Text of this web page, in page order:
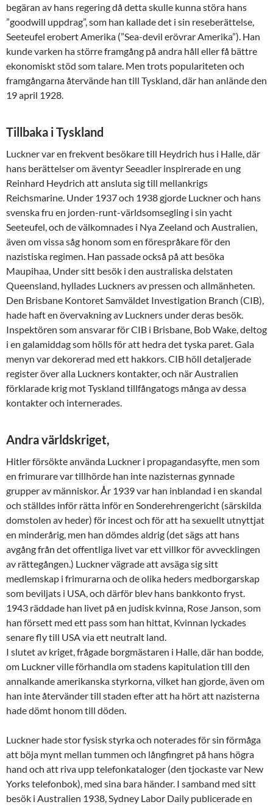
begäran av hans regering då detta skulle kunna störa hans
”goodwill uppdrag”, som han kallade det i sin reseberättelse,
Seeteufel erobert Amerika (”Sea-devil erövrar Amerika”). Han
kunde varken ha större framgång på andra håll eller få bättre
ekonomiskt stöd som talare. Men trots populariteten och
framgångarna återvände han till Tyskland, där han anlände den
19 april 1928.
Tillbaka i Tyskland
Luckner var en frekvent besökare till Heydrich hus i Halle, där
hans berättelser om äventyr Seeadler inspirerade en ung
Reinhard Heydrich att ansluta sig till mellankrigs
Reichsmarine. Under 1937 och 1938 gjorde Luckner och hans
svenska fru en jorden-runt-världsomsegling i sin yacht
Seeteufel, och de välkomnades i Nya Zeeland och Australien,
även om vissa såg honom som en förespråkare för den
nazistiska regimen. Han passade också på att besöka
Maupihaa, Under sitt besök i den australiska delstaten
Queensland, hyllades Luckners av pressen och allmänheten.
Den Brisbane Kontoret Samväldet Investigation Branch (CIB),
hade haft en övervakning av Luckners under deras besök.
Inspektören som ansvarar för CIB i Brisbane, Bob Wake, deltog
i en galamiddag som hölls för att hedra det tyska paret. Gala
menyn var dekorerad med ett hakkors. CIB höll detaljerade
register över alla Luckners kontakter, och när Australien
förklarade krig mot Tyskland tillfångatogs många av dessa
kontakter och internerades.
Andra världskriget,
Hitler försökte använda Luckner i propagandasyfte, men som
en frimurare var tillhörde han inte nazisternas gynnade
grupper av människor. År 1939 var han inblandad i en skandal
och ställdes inför rätta inför en Sonderehrengericht (särskilda
domstolen av heder) för incest och för att ha sexuellt utnyttjat
en minderårig, men han dömdes aldrig (det sägs att hans
avgång från det offentliga livet var ett villkor för avvecklingen
av rättegången.) Luckner vägrade att avsäga sig sitt
medlemskap i frimurarna och de olika heders medborgarskap
som beviljats i USA, och därför blev hans bankkonto fryst.
1943 räddade han livet på en judisk kvinna, Rose Janson, som
han försett med ett pass som han hittat, Kvinnan lyckades
senare fly till USA via ett neutralt land.
I slutet av kriget, frågade borgmästaren i Halle, där han bodde,
om Luckner ville förhandla om stadens kapitulation till den
annalkande amerikanska styrkorna, vilket han gjorde, även om
han inte återvänder till staden efter att ha hört att nazisterna
hade dömt honom till döden.
Luckner hade stor fysisk styrka och noterades för sin förmåga
att böja mynt mellan tummen och långfingret på hans högra
hand och att riva upp telefonkataloger (den tjockaste var New
Yorks telefonbok), med sina bara händer. I samband med sitt
besök i Australien 1938, Sydney Labor Daily publicerade en